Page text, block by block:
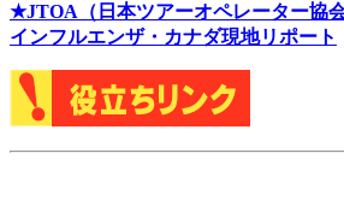
★JTOA（日本ツアーオペレーター協
インフルエンザ・カナダ現地リポート